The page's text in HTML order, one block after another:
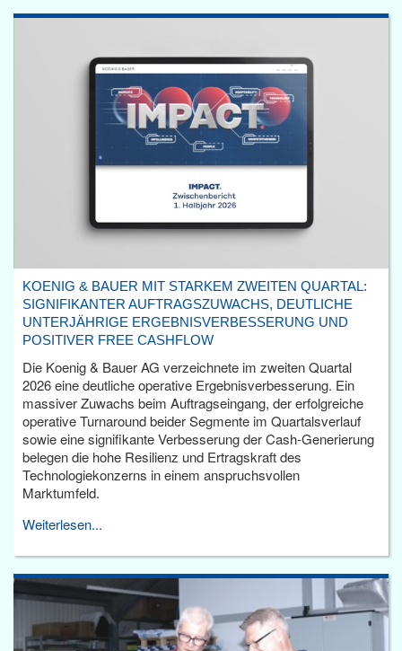
KOENIG & BAUER MIT STARKEM ZWEITEN QUARTAL:
SIGNIFIKANTER AUFTRAGSZUWACHS, DEUTLICHE
UNTERJÄHRIGE ERGEBNISVERBESSERUNG UND
POSITIVER FREE CASHFLOW
Die Koenig & Bauer AG verzeichnete im zweiten Quartal
2026 eine deutliche operative Ergebnisverbesserung. Ein
massiver Zuwachs beim Auftragseingang, der erfolgreiche
operative Turnaround beider Segmente im Quartalsverlauf
sowie eine signifikante Verbesserung der Cash-Generierung
belegen die hohe Resilienz und Ertragskraft des
Technologiekonzerns in einem anspruchsvollen
Marktumfeld.
Weiterlesen...